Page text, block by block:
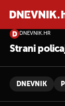
DNEVNIK.HR
Strani
DNEVNIK
PRETRAŽITE